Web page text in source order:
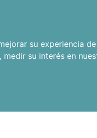
su experiencia
, medir su interés en